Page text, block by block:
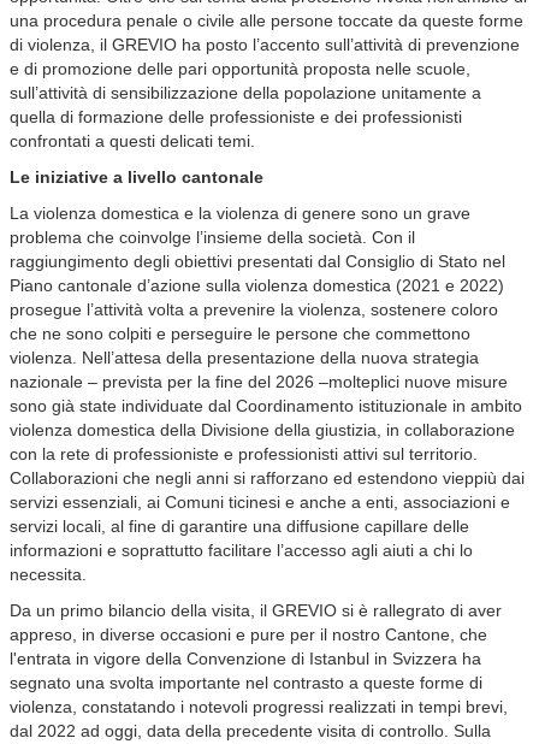
una procedura penale o civile alle persone toccate da queste forme
di violenza, il GREVIO ha posto l’accento sull’attività di prevenzione
e di promozione delle pari opportunità proposta nelle scuole,
sull’attività di sensibilizzazione della popolazione unitamente a
quella di formazione delle professioniste e dei professionisti
confrontati a questi delicati temi.
Le iniziative a livello cantonale
La violenza domestica e la violenza di genere sono un grave
problema che coinvolge l’insieme della società. Con il
raggiungimento degli obiettivi presentati dal Consiglio di Stato nel
Piano cantonale d’azione sulla violenza domestica (2021 e 2022)
prosegue l’attività volta a prevenire la violenza, sostenere coloro
che ne sono colpiti e perseguire le persone che commettono
violenza. Nell’attesa della presentazione della nuova strategia
nazionale – prevista per la fine del 2026 –molteplici nuove misure
sono già state individuate dal Coordinamento istituzionale in ambito
violenza domestica della Divisione della giustizia, in collaborazione
con la rete di professioniste e professionisti attivi sul territorio.
Collaborazioni che negli anni si rafforzano ed estendono vieppiù dai
servizi essenziali, ai Comuni ticinesi e anche a enti, associazioni e
servizi locali, al fine di garantire una diffusione capillare delle
informazioni e soprattutto facilitare l’accesso agli aiuti a chi lo
necessita.
Da un primo bilancio della visita, il GREVIO si è rallegrato di aver
appreso, in diverse occasioni e pure per il nostro Cantone, che
l'entrata in vigore della Convenzione di Istanbul in Svizzera ha
segnato una svolta importante nel contrasto a queste forme di
violenza, constatando i notevoli progressi realizzati in tempi brevi,
dal 2022 ad oggi, data della precedente visita di controllo. Sulla